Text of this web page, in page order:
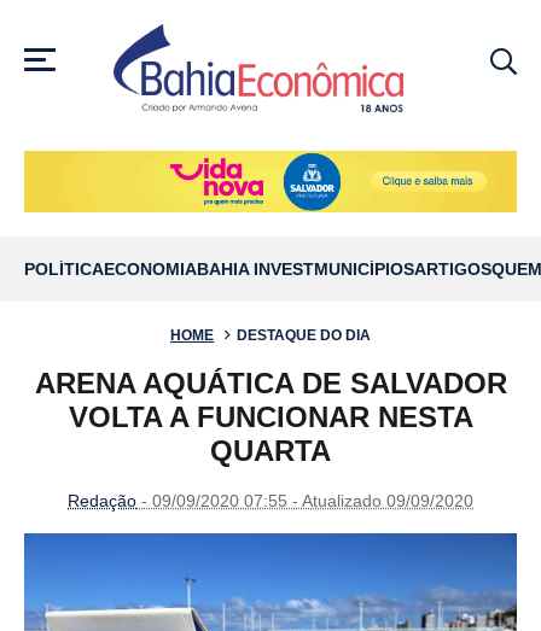
MENU
POLÍTICAECONOMIABAHIA INVESTMUNICÍPIOSARTIGOS
HOME DESTAQUE DO DIA
ARENA AQUÁTICA DE SALVADOR
VOLTA A FUNCIONAR NESTA
QUARTA
Redação - 09/09/2020 07:55 - Atualizado 09/09/2020